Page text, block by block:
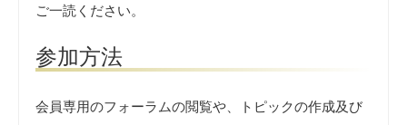
ご一読ください。
参加方法
会員専用のフォーラムの閲覧や、トピックの作成及び